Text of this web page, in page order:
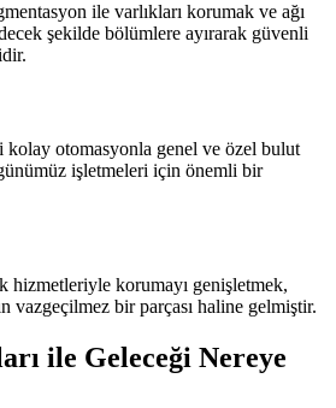
ile varlıkları korumak ve ağı
şekilde bölümlere ayırarak güvenli
otomasyonla genel ve özel bulut
işletmeleri için önemli bir
hizmetleriyle korumayı genişletmek,
vazgeçilmez bir parçası haline gelmiştir.
ile Geleceği Nereye